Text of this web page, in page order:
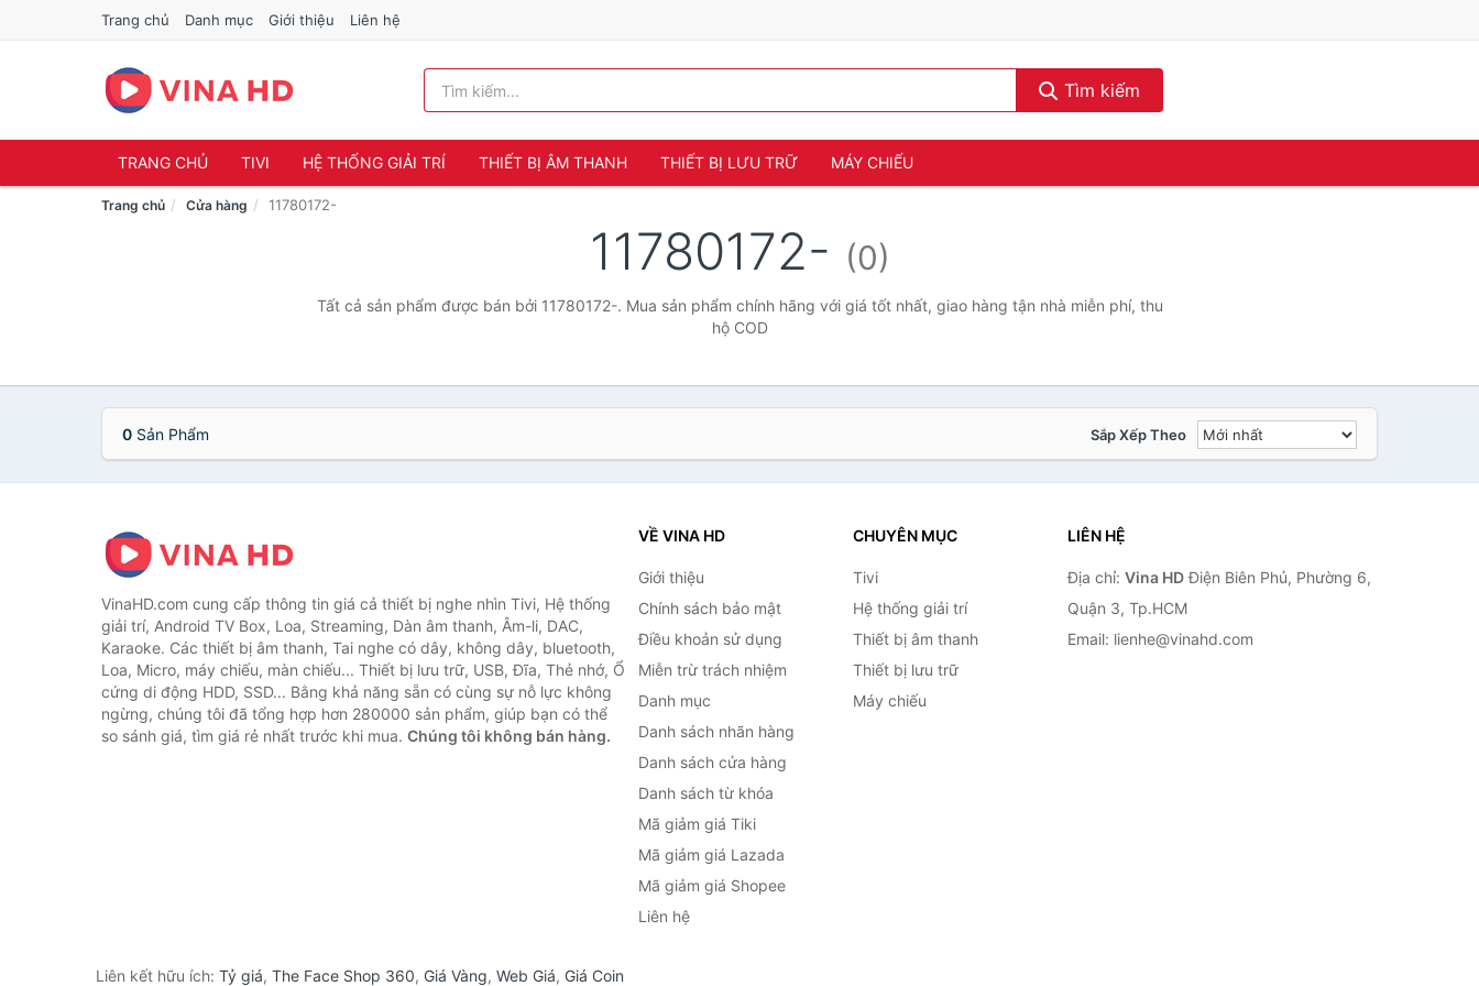
Trang chủ Danh mục Giới thiệu Liên hệ
Tìm kiếm
TRANG CHỦ TIVI HỆ THỐNG GIẢI TRÍ THIẾT BỊ ÂM THANH THIẾT BỊ LƯU TRỮ MÁY CHIẾU
Trang chủ Cửa hàng 11780172-
11780172- (0)
Tất cả sản phẩm được bán bởi 11780172-. Mua sản phẩm chính hãng với giá tốt nhất, giao hàng tận nhà miễn phí, thu
hộ COD
0 Sản Phẩm Sắp Xếp Theo
VinaHD.com cung cấp thông tin giá cả thiết bị nghe nhìn Tivi, Hệ thống
giải trí, Android TV Box, Loa, Streaming, Dàn âm thanh, Âm-li, DAC,
Karaoke. Các thiết bị âm thanh, Tai nghe có dây, không dây, bluetooth,
Loa, Micro, máy chiếu, màn chiếu... Thiết bị lưu trữ, USB, Đĩa, Thẻ nhớ, Ổ
cứng di động HDD, SSD... Bằng khả năng sẵn có cùng sự nỗ lực không
ngừng, chúng tôi đã tổng hợp hơn 280000 sản phẩm, giúp bạn có thể
so sánh giá, tìm giá rẻ nhất trước khi mua. Chúng tôi không bán hàng.
VỀ VINA HD
Giới thiệu
Chính sách bảo mật
Điều khoản sử dụng
Miễn trừ trách nhiệm
Danh mục
Danh sách nhãn hàng
Danh sách cửa hàng
Danh sách từ khóa
Mã giảm giá Tiki
Mã giảm giá Lazada
Mã giảm giá Shopee
Liên hệ
CHUYÊN MỤC
Tivi
Hệ thống giải trí
Thiết bị âm thanh
Thiết bị lưu trữ
Máy chiếu
LIÊN HỆ
Địa chỉ: Vina HDĐiện Biên Phủ, Phường 6,
Quận 3, Tp.HCM
Email: lienhe@vinahd.com
Liên kết hữu ích: Tỷ giá, The Face Shop 360, Giá Vàng, Web Giá, Giá Coin